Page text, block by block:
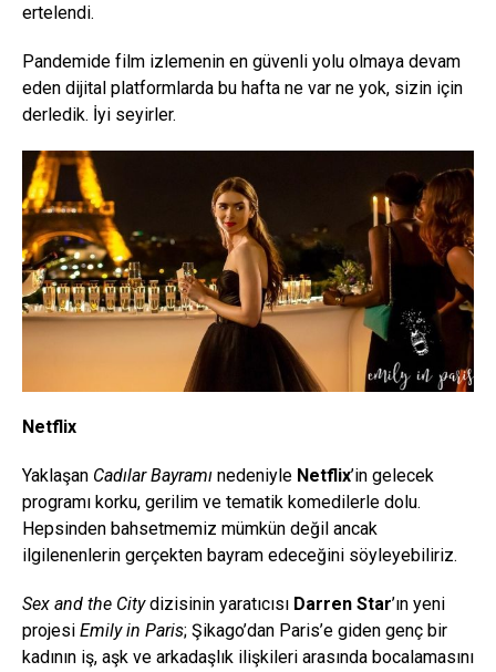
ertelendi.
Pandemide film izlemenin en güvenli yolu olmaya devam
eden dijital platformlarda bu hafta ne var ne yok, sizin için
derledik. İyi seyirler.
Netflix
Yaklaşan Cadılar Bayramı nedeniyle Netflix’in gelecek
programı korku, gerilim ve tematik komedilerle dolu.
Hepsinden bahsetmemiz mümkün değil ancak
ilgilenenlerin gerçekten bayram edeceğini söyleyebiliriz.
Sex and the Citydizisinin yaratıcısı Darren Star’ın yeni
projesi Emily in Paris; Şikago’dan Paris’e giden genç bir
kadının iş, aşk ve arkadaşlık ilişkileri arasında bocalamasını